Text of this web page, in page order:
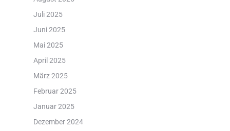
Juli 2025
Juni 2025
Mai 2025
April 2025
März 2025
Februar 2025
Januar 2025
Dezember 2024